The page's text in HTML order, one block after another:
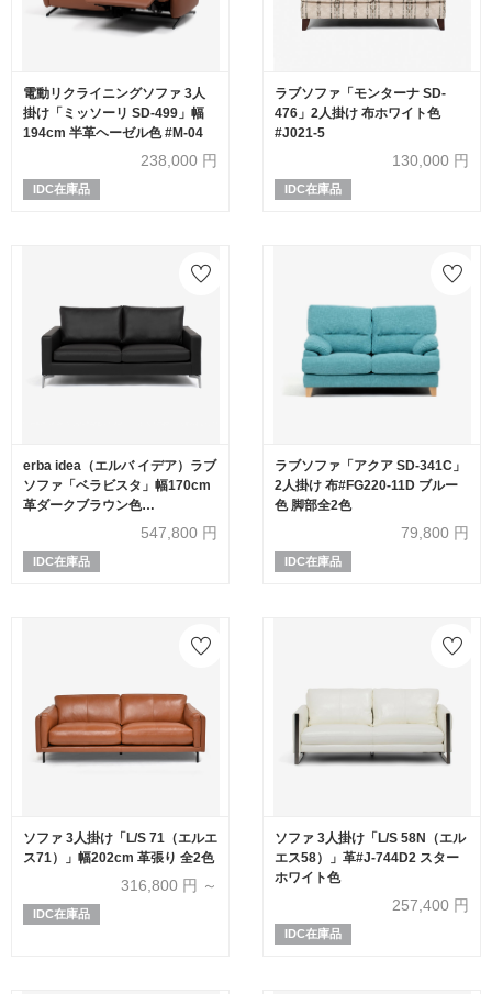
電動リクライニングソファ 3人
掛け「ミッソーリ SD-499」幅
194cm 半革ヘーゼル色 #M-04
238,000 円
IDC在庫品
ラブソファ「モンターナ SD-
476」2人掛け 布ホワイト色
#J021-5
130,000 円
IDC在庫品
erba idea（エルバ イデア）ラブ
ソファ「ベラビスタ」幅170cm
革ダークブラウン色
547,800 円
IDC在庫品
ラブソファ「アクア SD-341C」
2人掛け 布#FG220-11D ブルー
色 脚部全2色
79,800 円
IDC在庫品
ソファ 3人掛け「L/S 71（エルエ
ス71）」幅202cm 革張り 全2色
316,800 円 ～
IDC在庫品
ソファ 3人掛け「L/S 58N（エル
エス58）」革#J-744D2 スター
ホワイト色
257,400 円
IDC在庫品